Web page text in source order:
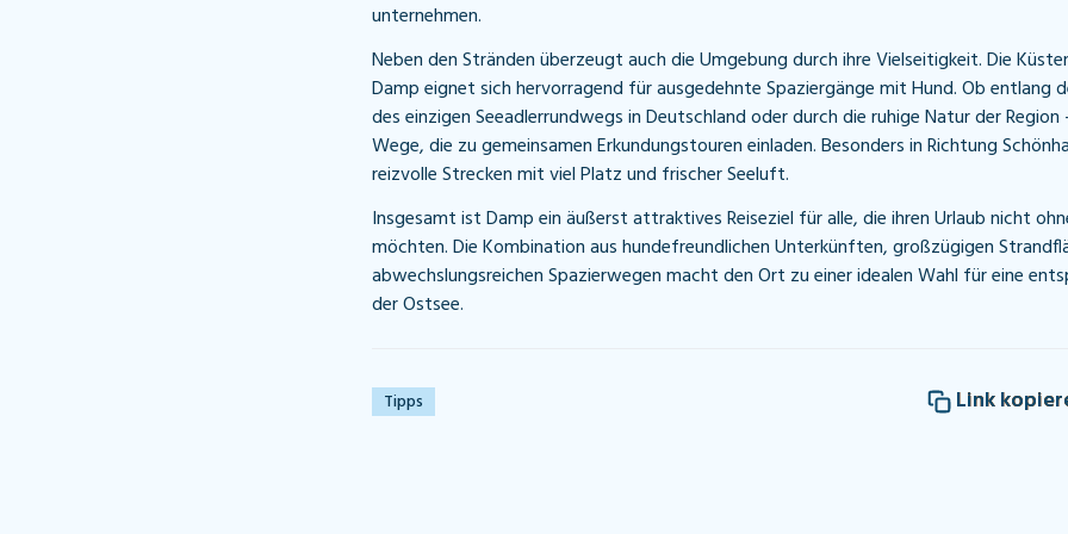
unternehmen.
Neben den Stränden überzeugt auch die Umgebung durch ihre Vielseitigkeit. Die
Damp eignet sich hervorragend für ausgedehnte Spaziergänge mit Hund. Ob entlang
des einzigen Seeadlerrundwegs in Deutschland oder durch die ruhige Natur der
Wege, die zu gemeinsamen Erkundungstouren einladen. Besonders in Richtung
reizvolle Strecken mit viel Platz und frischer Seeluft.
Insgesamt ist Damp ein äußerst attraktives Reiseziel für alle, die ihren Urlaub nicht
möchten. Die Kombination aus hundefreundlichen Unterkünften, großzügigen
abwechslungsreichen Spazierwegen macht den Ort zu einer idealen Wahl für eine
der Ostsee.
Tipps Link